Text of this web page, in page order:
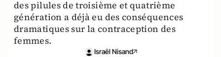
des pilules de troisième et quatrième
génération a déjà eu des conséquences
dramatiques sur la contraception des
femmes.
Israël Nisand